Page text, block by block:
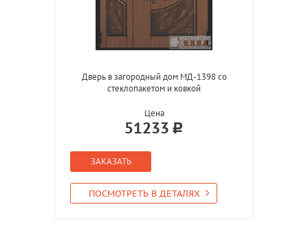
Дверь в загородный дом МД-1398 со
стеклопакетом и ковкой
Цена
51233
ЗАКАЗАТЬ
ПОСМОТРЕТЬ В ДЕТАЛЯХ